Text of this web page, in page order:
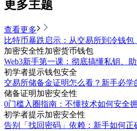
更多主题
查看更多
比特币暴跌启示：从交易所到冷钱
加密安全性加密货币钱包
Web3新手第一课：彻底搞懂私钥、
初学者提示钱包安全
交易所储备金证明怎么看？新手必学
储备证明加密安全性
0门槛入圈指南：不懂技术如何安全
初学者提示加密安全性
告别「找回密码」依赖：新手如何正